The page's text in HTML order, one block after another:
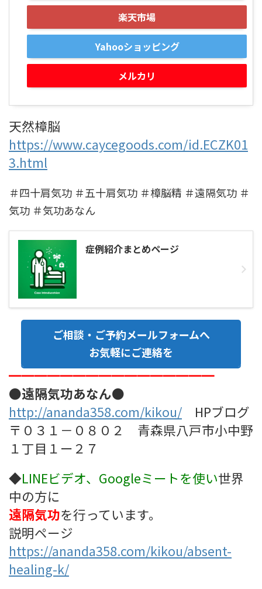
楽天市場
Yahooショッピング
メルカリ
天然樟脳
https://www.caycegoods.com/id.ECZK01
3.html
＃四十肩気功 ＃五十肩気功 ＃樟脳精 ＃遠隔気功 ＃
気功 ＃気功あなん
症例紹介まとめページ
ご相談・ご予約メールフォームへ
お気軽にご連絡を
━━━━━━━━━━━━━━━━
●遠隔気功あなん●
http://ananda358.com/kikou/ HPブログ
〒０３１－０８０２ 青森県八戸市小中野
１丁目１ー２７
◆LINEビデオ、Googleミートを使い世界
中の方に
遠隔気功を行っています。
説明ページ
https://ananda358.com/kikou/absent-
healing-k/